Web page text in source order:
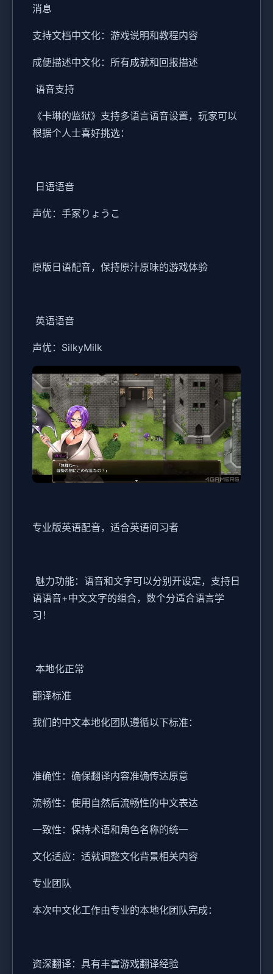
消息
支持文档中文化：游戏说明和教程内容
成便描述中文化：所有成就和回报描述
语音支持
《卡琳的监狱》支持多语言语音设置，玩家可以
根据个人士喜好挑选：
日语语音
声优：手冢りょうこ
原版日语配音，保持原汁原味的游戏体验
英语语音
声优：SilkyMilk
专业版英语配音，适合英语问习者
魅力功能：语音和文字可以分别开设定，支持日
语语音+中文文字的组合，数个分适合语言学
习！
本地化正常
翻译标准
我们的中文本地化团队遵循以下标准：
准确性：确保翻译内容准确传达原意
流畅性：使用自然后流畅性的中文表达
一致性：保持术语和角色名称的统一
文化适应：适就调整文化背景相关内容
专业团队
本次中文化工作由专业的本地化团队完成：
资深翻译：具有丰富游戏翻译经验